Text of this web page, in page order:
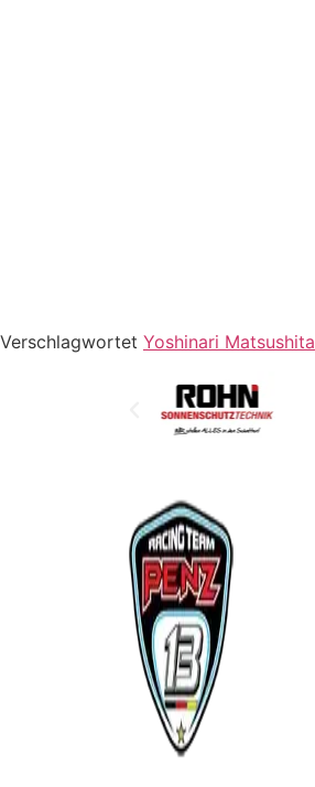
Verschlagwortet Yoshinari Matsushita